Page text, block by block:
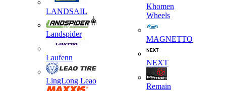
LANDSAIL
Landspider
Laufenn
LingLong Leao
Khomen
Wheels
MAGNETTO
NEXT
Remain